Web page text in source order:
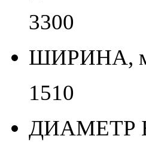
3300
ШИРИНА,
1510
ДИАМЕТР